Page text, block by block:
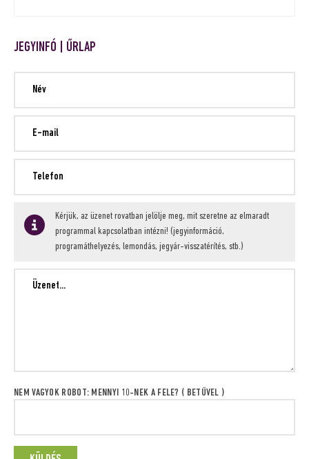
JEGYINFÓ | ŰRLAP
Kérjük, az üzenet rovatban jelölje meg, mit szeretne az elmaradt
programmal kapcsolatban intézni! (jegyinformáció,
programáthelyezés, lemondás, jegyár-visszatérítés, stb.)
NEM VAGYOK ROBOT: MENNYI 10-NEK A FELE? ( BETŰVEL )